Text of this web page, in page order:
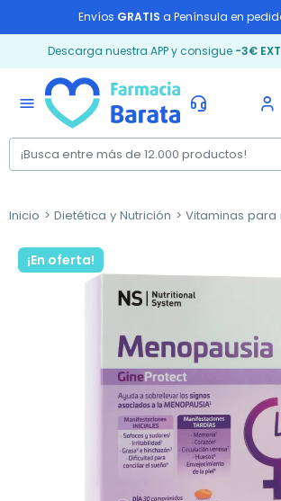
Envíos GRATIS a Península en
Descarga nuestra APP y consigue -3€
menu
Inicio Dietética y Nutrición Vitaminas para
¡En oferta!